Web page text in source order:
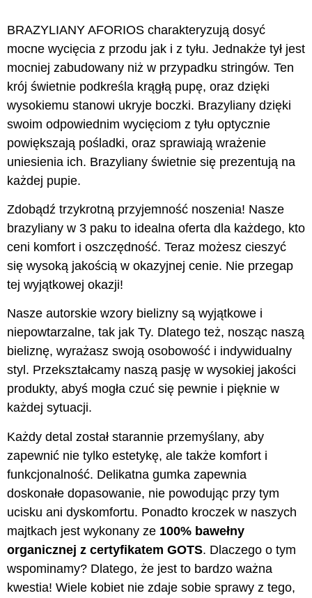
BRAZYLIANY AFORIOS charakteryzują dosyć
mocne wycięcia z przodu jak i z tyłu. Jednakże tył jest
mocniej zabudowany niż w przypadku stringów. Ten
krój świetnie podkreśla krągłą pupę, oraz dzięki
wysokiemu stanowi ukryje boczki. Brazyliany dzięki
swoim odpowiednim wycięciom z tyłu optycznie
powiększają pośladki, oraz sprawiają wrażenie
uniesienia ich. Brazyliany świetnie się prezentują na
każdej pupie.
Zdobądź trzykrotną przyjemność noszenia! Nasze
brazyliany w 3 paku to idealna oferta dla każdego, kto
ceni komfort i oszczędność. Teraz możesz cieszyć
się wysoką jakością w okazyjnej cenie. Nie przegap
tej wyjątkowej okazji!
Nasze autorskie wzory bielizny są wyjątkowe i
niepowtarzalne, tak jak Ty. Dlatego też, nosząc naszą
bieliznę, wyrażasz swoją osobowość i indywidualny
styl. Przekształcamy naszą pasję w wysokiej jakości
produkty, abyś mogła czuć się pewnie i pięknie w
każdej sytuacji.
Każdy detal został starannie przemyślany, aby
zapewnić nie tylko estetykę, ale także komfort i
funkcjonalność. Delikatna gumka zapewnia
doskonałe dopasowanie, nie powodując przy tym
ucisku ani dyskomfortu. Ponadto kroczek w naszych
majtkach jest wykonany ze 100% bawełny
organicznej z certyfikatem GOTS. Dlaczego o tym
wspominamy? Dlatego, że jest to bardzo ważna
kwestia! Wiele kobiet nie zdaje sobie sprawy z tego,